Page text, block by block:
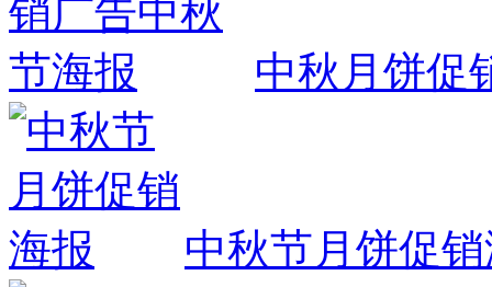
中秋月饼促
中秋节月饼促